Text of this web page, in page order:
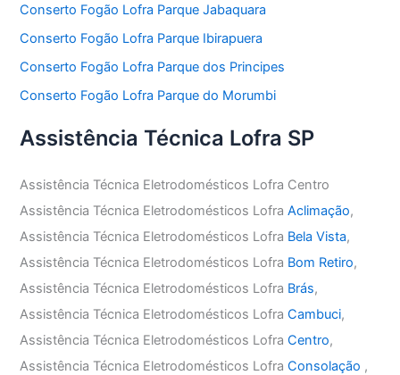
Conserto Fogão Lofra Parque Jabaquara
Conserto Fogão Lofra Parque Ibirapuera
Conserto Fogão Lofra Parque dos Principes
Conserto Fogão Lofra Parque do Morumbi
Assistência Técnica Lofra SP
Assistência Técnica Eletrodomésticos Lofra Centro
Assistência Técnica Eletrodomésticos LofraAclimação,
Assistência Técnica Eletrodomésticos Lofra Bela Vista,
Assistência Técnica Eletrodomésticos Lofra Bom Retiro,
Assistência Técnica Eletrodomésticos Lofra Brás,
Assistência Técnica Eletrodomésticos LofraCambuci,
Assistência Técnica Eletrodomésticos LofraCentro,
Assistência Técnica Eletrodomésticos LofraConsolação ,